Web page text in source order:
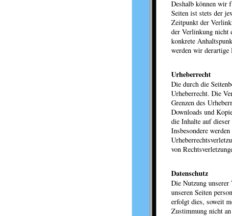
Deshalb können wir
Seiten ist stets der
Zeitpunkt der
der Verlinkung nicht
konkrete
werden wir derartige
Urheberrecht
Die durch die
Urheberrecht. Die
Grenzen des
Downloads und
die Inhalte auf
Insbesondere
von
Datenschutz
Die Nutzung unserer
unseren Seiten
erfolgt dies, soweit
Zustimmung nicht